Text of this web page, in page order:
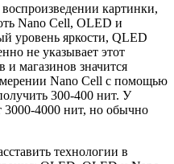
картинки,
Nano Cell, OLED и
уровень яркости, QLED
не указывает этот
и магазинов значится
Nano Cell с помощью
300-400 нит. У
3000-4000 нит, но обычно
технологии в